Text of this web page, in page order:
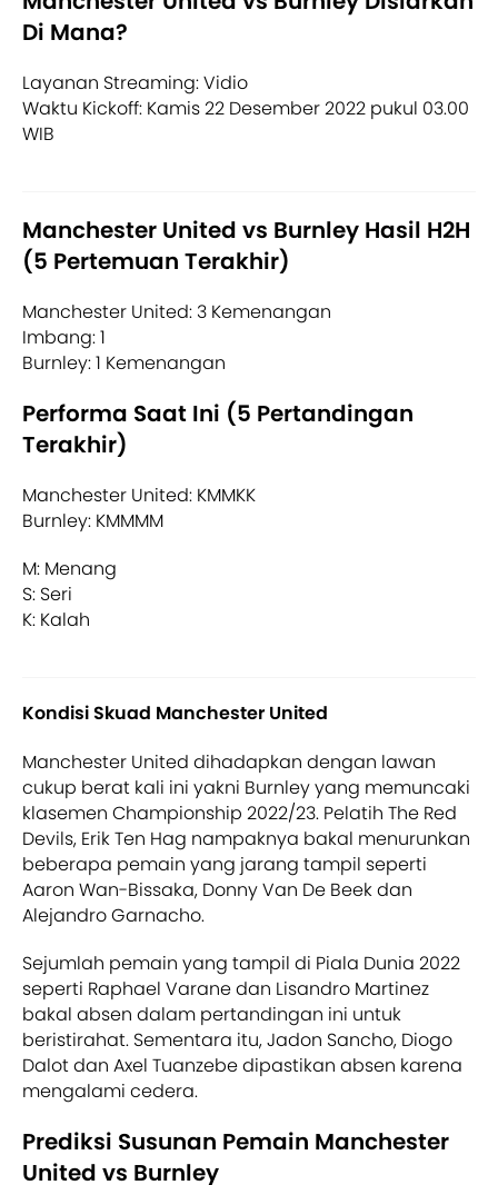
Di Mana?
Layanan Streaming: Vidio
Waktu Kickoff: Kamis 22 Desember 2022 pukul 03.00
WIB
Manchester United vs Burnley Hasil H2H
(5 Pertemuan Terakhir)
Manchester United: 3 Kemenangan
Imbang: 1
Burnley: 1 Kemenangan
Performa Saat Ini (5 Pertandingan
Terakhir)
Manchester United: KMMKK
Burnley: KMMMM
M: Menang
S: Seri
K: Kalah
Kondisi Skuad Manchester United
Manchester United dihadapkan dengan lawan
cukup berat kali ini yakni Burnley yang memuncaki
klasemen Championship 2022/23. Pelatih The Red
Devils, Erik Ten Hag nampaknya bakal menurunkan
beberapa pemain yang jarang tampil seperti
Aaron Wan-Bissaka, Donny Van De Beek dan
Alejandro Garnacho.
Sejumlah pemain yang tampil di Piala Dunia 2022
seperti Raphael Varane dan Lisandro Martinez
bakal absen dalam pertandingan ini untuk
beristirahat. Sementara itu, Jadon Sancho, Diogo
Dalot dan Axel Tuanzebe dipastikan absen karena
mengalami cedera.
Prediksi Susunan Pemain Manchester
United vs Burnley